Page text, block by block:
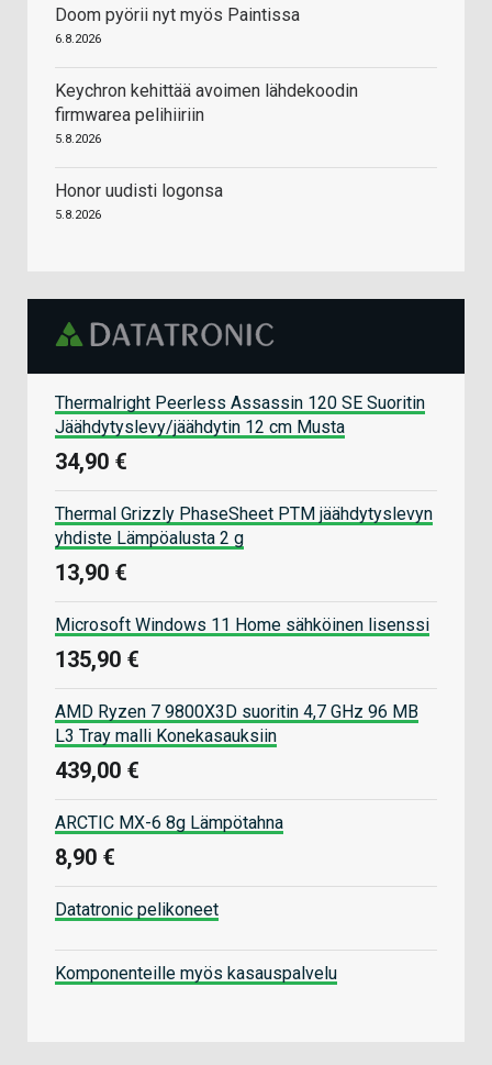
Doom pyörii nyt myös Paintissa
6.8.2026
Keychron kehittää avoimen lähdekoodin
firmwarea pelihiiriin
5.8.2026
Honor uudisti logonsa
5.8.2026
Thermalright Peerless Assassin 120 SE Suoritin
Jäähdytyslevy/jäähdytin 12 cm Musta
34,90 €
Thermal Grizzly PhaseSheet PTM jäähdytyslevyn
yhdiste Lämpöalusta 2 g
13,90 €
Microsoft Windows 11 Home sähköinen lisenssi
135,90 €
AMD Ryzen 7 9800X3D suoritin 4,7 GHz 96 MB
L3 Tray malli Konekasauksiin
439,00 €
ARCTIC MX-6 8g Lämpötahna
8,90 €
Datatronic pelikoneet
Komponenteille myös kasauspalvelu